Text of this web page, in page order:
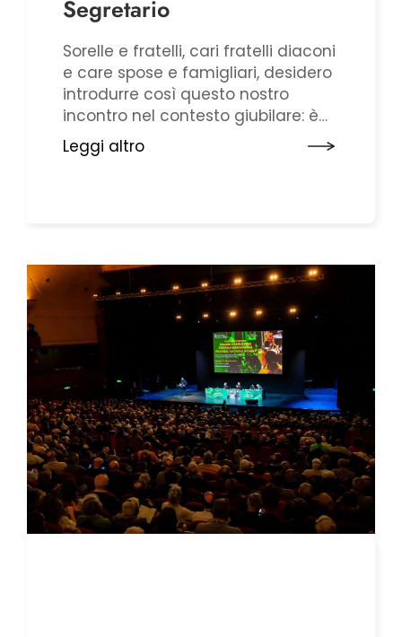
Segretario
Sorelle e fratelli, cari fratelli diaconi
e care spose e famigliari, desidero
introdurre così questo nostro
incontro nel contesto giubilare: è
bello rendersi conto ancora una
volta che la missione di tutti i
della ...
Leggi altro